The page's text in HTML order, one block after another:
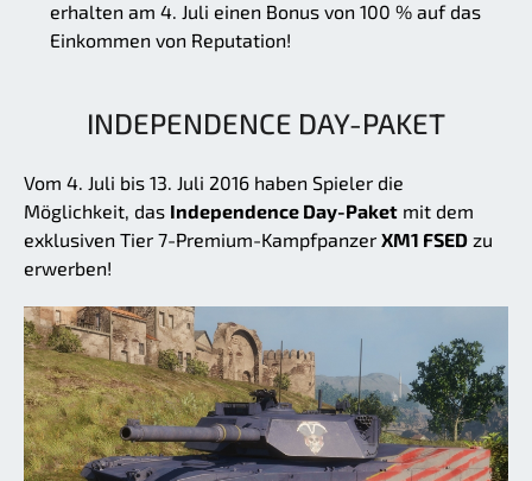
erhalten am 4. Juli einen Bonus von 100 % auf das
Einkommen von Reputation!
INDEPENDENCE DAY-PAKET
Vom 4. Juli bis 13. Juli 2016 haben Spieler die
Möglichkeit, das Independence Day-Paket mit dem
exklusiven Tier 7-Premium-Kampfpanzer XM1 FSED zu
erwerben!